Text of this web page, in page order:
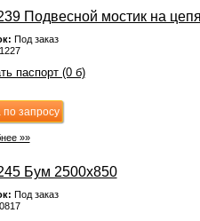
Подвесной мостик на
Под заказ
паспорт (0 б)
по запросу
»»
Бум 2500х850
Под заказ